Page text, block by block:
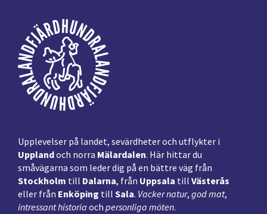
Footer
Upplevelser på landet, sevärdheter och utflykter i
Upplandoch norra Mälardalen. Här hittar du
småvägarna som leder dig på en bättre väg från
Stockholm till Dalarna, från Uppsala till Västerås
eller från Enköping till Sala. Vacker natur, god mat,
intressant historia och personliga möten.